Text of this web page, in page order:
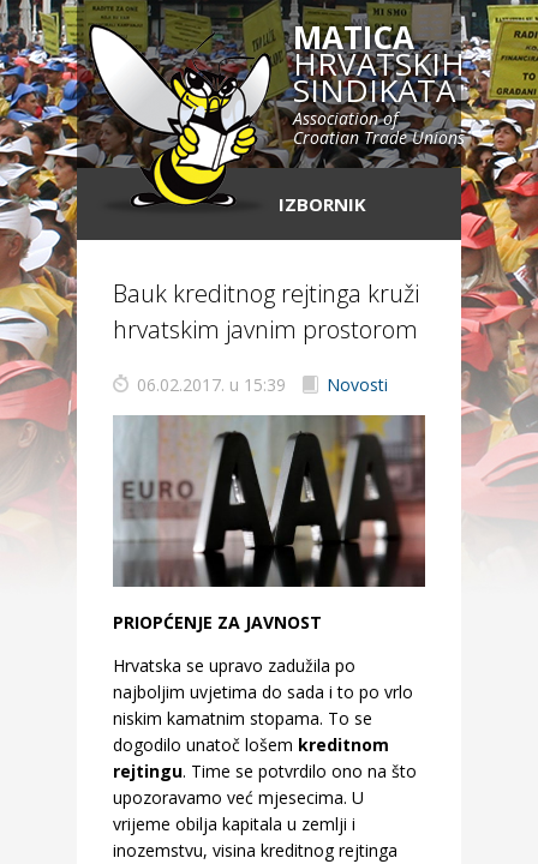
MATICA
HRVATSKIH
SINDIKATA
Association of
Croatian Trade Unions
IZBORNIK
Bauk kreditnog rejtinga kruži
hrvatskim javnim prostorom
06.02.2017. u 15:39 Novosti
PRIOPĆENJE ZA JAVNOST
Hrvatska se upravo zadužila po
najboljim uvjetima do sada i to po vrlo
niskim kamatnim stopama. To se
dogodilo unatoč lošem kreditnom
rejtingu. Time se potvrdilo ono na što
upozoravamo već mjesecima. U
vrijeme obilja kapitala u zemlji i
inozemstvu, visina kreditnog rejtinga